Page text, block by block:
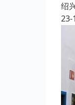
绍
23-